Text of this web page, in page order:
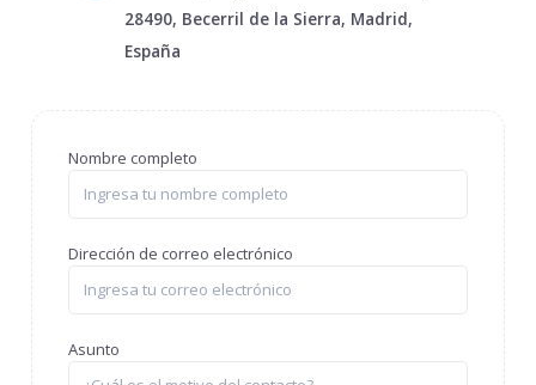
28490, Becerril de la Sierra, Madrid,
España
Nombre completo
Dirección de correo electrónico
Asunto